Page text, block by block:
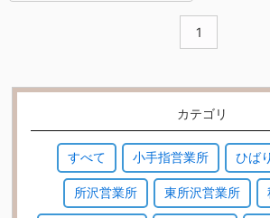
1
カテゴリ
すべて 小手指営業所 ひば
所沢営業所 東所沢営業所